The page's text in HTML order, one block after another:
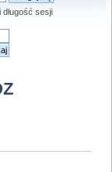
sesji